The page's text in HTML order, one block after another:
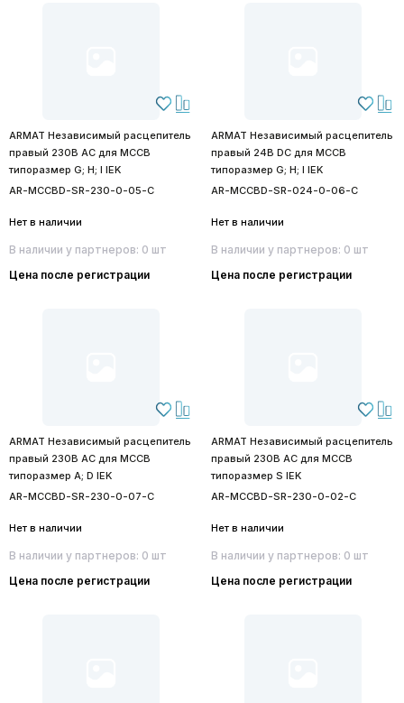
ARMAT Независимый расцепитель
правый 230В AC для MCCB
типоразмер G; H; I IEK
AR-MCCBD-SR-230-0-05-C
Нет в наличии
В наличии у партнеров: 0 шт
Цена после регистрации
ARMAT Независимый расцепитель
правый 24В DC для MCCB
типоразмер G; H; I IEK
AR-MCCBD-SR-024-0-06-C
Нет в наличии
В наличии у партнеров: 0 шт
Цена после регистрации
ARMAT Независимый расцепитель
правый 230В АС для MCCB
типоразмер A; D IEK
AR-MCCBD-SR-230-0-07-C
Нет в наличии
В наличии у партнеров: 0 шт
Цена после регистрации
ARMAT Независимый расцепитель
правый 230В AC для MCCB
типоразмер S IEK
AR-MCCBD-SR-230-0-02-C
Нет в наличии
В наличии у партнеров: 0 шт
Цена после регистрации